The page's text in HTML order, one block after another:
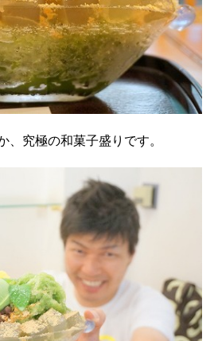
、究極の和菓子盛りです。